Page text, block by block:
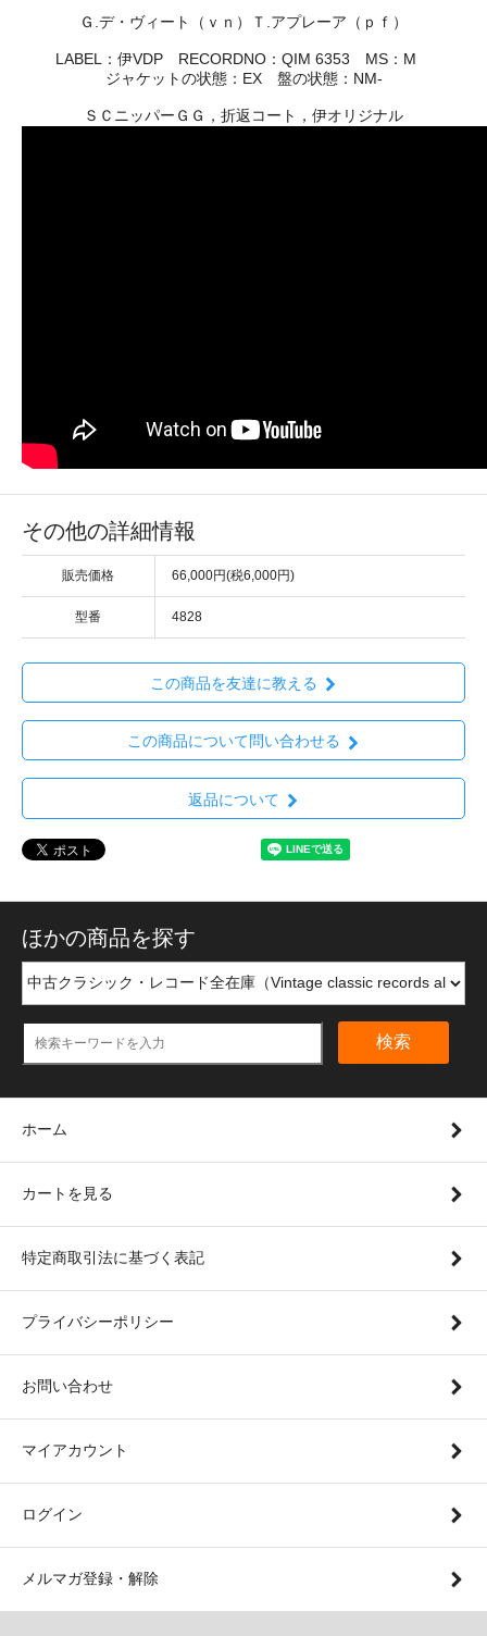
Ｇ.デ・ヴィート（ｖｎ）Ｔ.アプレーア（ｐｆ）
LABEL：伊VDP RECORDNO：QIM 6353 MS：M
ジャケットの状態：EX 盤の状態：NM-
ＳＣニッパーＧＧ，折返コート，伊オリジナル
その他の詳細情報
販売価格 66,000円(税6,000円)
型番 4828
この商品を友達に教える
この商品について問い合わせる
返品について
ほかの商品を探す
検索
ホーム
カートを見る
特定商取引法に基づく表記
プライバシーポリシー
お問い合わせ
マイアカウント
ログイン
メルマガ登録・解除